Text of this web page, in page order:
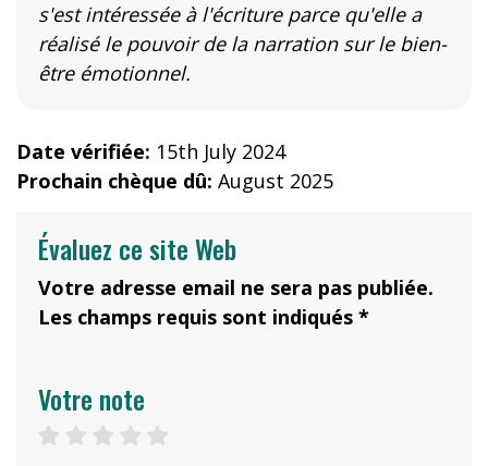
s'est intéressée à l'écriture parce qu'elle a
réalisé le pouvoir de la narration sur le bien-
être émotionnel.
Date vérifiée: 15th July 2024
Prochain chèque dû: August 2025
Évaluez ce site Web
Votre adresse email ne sera pas publiée.
Les champs requis sont indiqués *
Votre note
4 stars
3 stars
2 stars
1 star